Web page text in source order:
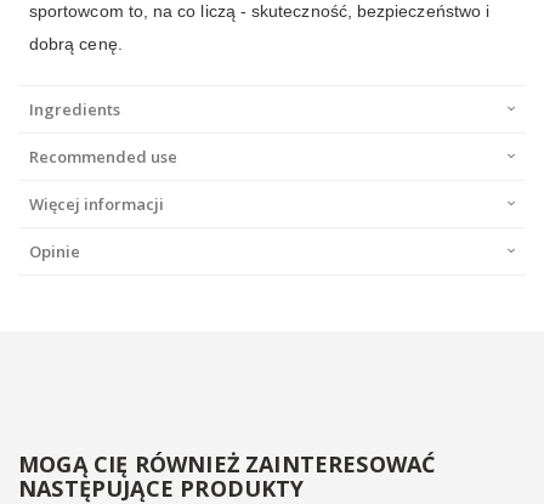
sportowcom to, na co liczą - skuteczność, bezpieczeństwo i
dobrą cenę.
Ingredients
Recommended use
Więcej informacji
Opinie
MOGĄ CIĘ RÓWNIEŻ ZAINTERESOWAĆ
NASTĘPUJĄCE PRODUKTY